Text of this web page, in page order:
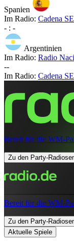
Spanien
Im Radio: Cadena
- : -
Argentinien
Im Radio: Radio
--
Im Radio: Cadena
Bereit für die WM-
Zu den Party-
Bereit für die WM-
Zu den Party-
Aktuelle Spiele